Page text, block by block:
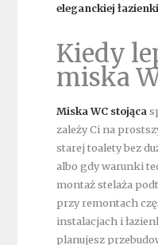
eleganckiej
Kiedy
miska
Miska WC stojąca
zależy Ci na
starej toalety bez
albo gdy warunki
montaż stelaża
przy remontach
instalacjach i
planujesz